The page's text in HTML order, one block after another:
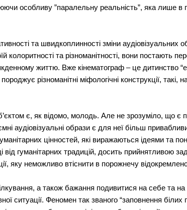
особливу ”паралельну реальність”, яка лише в
та швидкоплинності зміни аудіовізуальних
колоритності та різноманітності, вони постають
життю. Вже кінематограф – це дитинство
різноманітні міфологічні конструкції, такі,
є, як відомо, молодь. Але не зрозуміло, що є
аудіовізуальні образи є для неї більш
цінностей, які виражаються ідеями та
гуманітарних традицій, досить прийнятливою
яку неможливо втіснити в порожнечу
а також бажання подивитися на себе та на
ситуації. Феномен так званого “заповнення білих